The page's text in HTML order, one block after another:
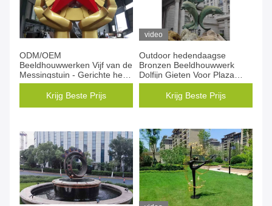
ODM/OEM
Beeldhouwwerken Vijf van de
Messingstuin - Gerichte het
Bakselvernis van het
StermessingKrijg Beste Prijs
video
Outdoor hedendaagse
Bronzen Beeldhouwwerk
Dolfijn Gieten Voor Plaza
Decoratie
Krijg Beste Prijs